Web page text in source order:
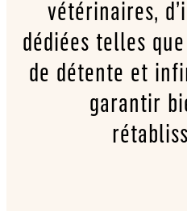
vétérinaires,
dédiées telles
de détente et
garantir